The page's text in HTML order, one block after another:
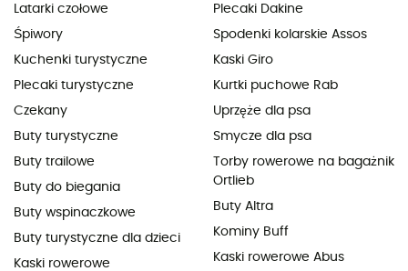
Latarki czołowe
Śpiwory
Kuchenki turystyczne
Plecaki turystyczne
Czekany
Buty turystyczne
Buty trailowe
Buty do biegania
Buty wspinaczkowe
Buty turystyczne dla dzieci
Kaski rowerowe
Plecaki Dakine
Spodenki kolarskie Assos
Kaski Giro
Kurtki puchowe Rab
Uprzęże dla psa
Smycze dla psa
Torby rowerowe na bagażnik
Ortlieb
Buty Altra
Kominy Buff
Kaski rowerowe Abus